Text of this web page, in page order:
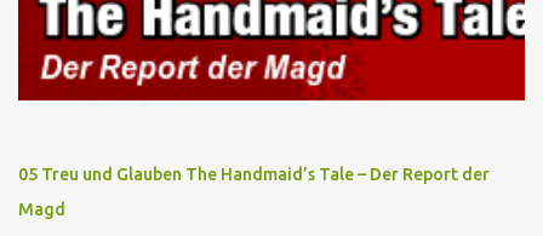
dreizehn Tagen in ihrem Zimmer eingesperrt und entdeckt im
Kleiderschrank die Inschrift „Nolite te bastardes carborundorum”,
die wahrscheinlich von der Magd Difred hinterlassen wurde, die
vor ihr dort war. In Erwartung der Zeremonie bringt Serena June
Fred unfruchtbar ist und nur sie für eine ausbleibende
Schwangerschaft verantwortlich gemacht würde. June lehnt ab,
auch wenn dies das Scheitern der Zeremonie bedeutet. Während
05 Treu und Glauben The Handmaid’s Tale – Der Report der
Magd